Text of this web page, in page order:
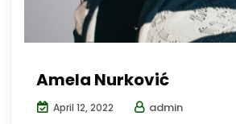
Amela Nurković
April 12, 2022 admin